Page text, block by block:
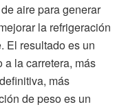
aire para generar
la refrigeración
El resultado es un
a la carretera, más
más
de peso es un